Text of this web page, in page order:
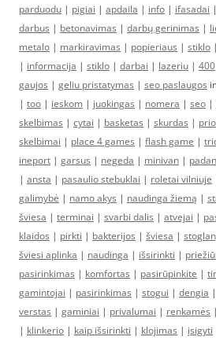
parduodu | pigiai | apdaila | info | ifasadai |
darbus | betonavimas | darbų gerinimas |
metalo | markiravimas | popieriaus | stiklo |
| informacija | stiklo | darbai | lazeriu | 400
gaujos | geliu pristatymas | seo paslaugos
| too | ieskom | juokingas | nomera | seo |
skelbimas | cytai | basketas | skurdas |
skelbimai | place 4 games | flash game |
ineport | garsus | negeda | minivan |
| ansta | pasaulio stebuklai | roletai vilniuje
galimybė | namo akys | naudinga žiemą |
šviesa | terminai | svarbi dalis | atvejai |
klaidos | pirkti | bakterijos | šviesa |
šviesi aplinka | naudinga | išsirinkti |
pasirinkimas | komfortas | pasirūpinkite |
gamintojai | pasirinkimas | stogui | dengia |
verstas | gaminiai | privalumai | renkamės |
| klinkerio | kaip išsirinkti | klojimas | įsigyti